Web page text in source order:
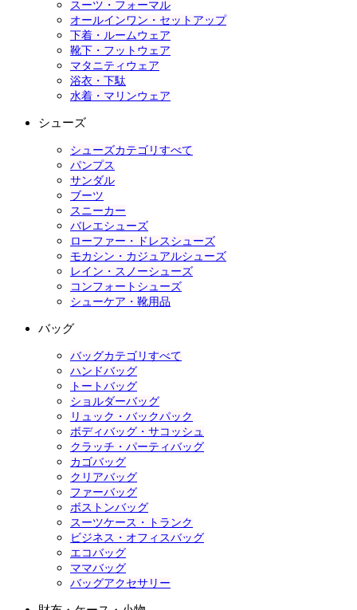
スーツ・フォーマル
オールインワン・セットアップ
下着・ルームウェア
靴下・フットウェア
マタニティウェア
浴衣・下駄
水着・マリンウェア
シューズ
シューズカテゴリすべて
パンプス
サンダル
ブーツ
スニーカー
バレエシューズ
ローファー・ドレスシューズ
モカシン・カジュアルシューズ
レイン・スノーシューズ
コンフォートシューズ
シューケア・靴用品
バッグ
バッグカテゴリすべて
ハンドバッグ
トートバッグ
ショルダーバッグ
リュック・バックパック
ボディバッグ・サコッシュ
クラッチ・パーティバッグ
カゴバッグ
クリアバッグ
ファーバッグ
ボストンバッグ
スーツケース・トランク
ビジネス・オフィスバッグ
エコバッグ
ママバッグ
バッグアクセサリー